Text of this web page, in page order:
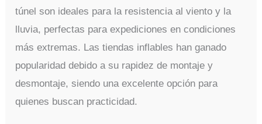
túnel son ideales para la resistencia al viento y la
lluvia, perfectas para expediciones en condiciones
más extremas. Las tiendas inflables han ganado
popularidad debido a su rapidez de montaje y
desmontaje, siendo una excelente opción para
quienes buscan practicidad.